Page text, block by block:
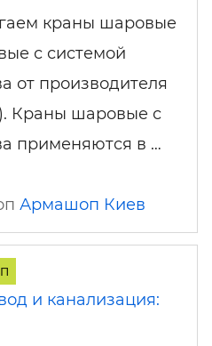
краны шаровые
с системой
от производителя
Краны шаровые с
применяются в …
Армашоп Киев
и канализация: